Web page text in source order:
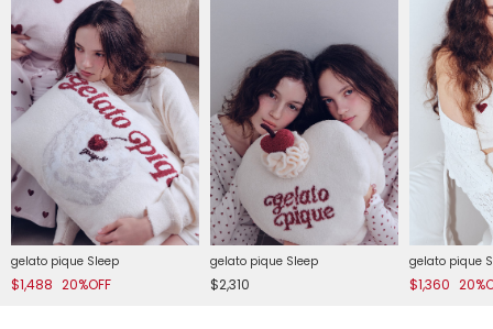
gelato pique Sleep
$1,488 20%OFF
gelato pique Sleep
$2,310
gelato pique
$1,360